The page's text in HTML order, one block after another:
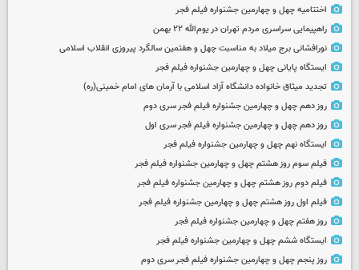
اختتامیه چهل و چهارمین جشنواره فیلم فجر
راهپیمایی سراسری مردم تهران در یوم‌الله ۲۲ بهمن
نورافشانی برج میلاد به مناسبت چهل‌ و هفتمین سالگرد پیروزی انقلاب اسلامی
ایستگاه پایانی چهل و چهارمین جشنواره فیلم فجر
تجدید میثاق خانواده دانشگاه آزاد اسلامی با آرمان های امام خمینی(ره)
روز دهم چهل و چهارمین جشنواره فیلم فجر سری دوم
روز دهم چهل و چهارمین جشنواره فیلم فجر سری اول
ایستگاه نهم چهل و چهارمین جشنواره فیلم فجر
فیلم سوم روز هشتم چهل و چهارمین جشنواره فیلم فجر
فیلم دوم روز هشتم چهل و چهارمین جشنواره فیلم فجر
فیلم اول روز هشتم چهل و چهارمین جشنواره فیلم فجر
روز هفتم چهل و چهارمین جشنواره فیلم فجر
ایستگاه ششم چهل و چهارمین جشنواره فیلم فجر
روز پنجم چهل و چهارمین جشنواره فیلم فجر سری دوم